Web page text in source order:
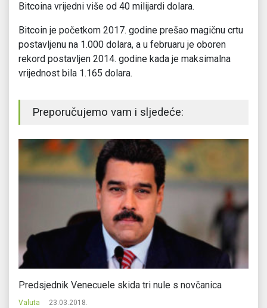
Bitcoina vrijedni više od 40 milijardi dolara.
Bitcoin je početkom 2017. godine prešao magičnu crtu
postavljenu na 1.000 dolara, a u februaru je oboren
rekord postavljen 2014. godine kada je maksimalna
vrijednost bila 1.165 dolara.
Preporučujemo vam i sljedeće:
Predsjednik Venecuele skida tri nule s novčanica
Valuta 23.03.2018.